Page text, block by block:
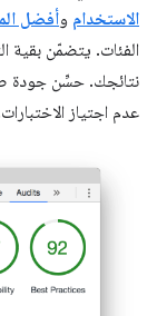
الاستخدام وأفضل
الفئات. يتضمّن بقية
نتائجك. حسِّن جودة
عدم اجتياز